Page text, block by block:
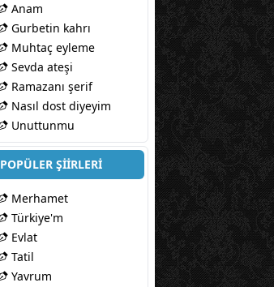
Anam
Gurbetin kahrı
Muhtaç eyleme
Sevda ateşi
Ramazanı şerif
Nasıl dost diyeyim
Unuttunmu
POPÜLER ŞİİRLERİ
Merhamet
Türkiye'm
Evlat
Tatil
Yavrum